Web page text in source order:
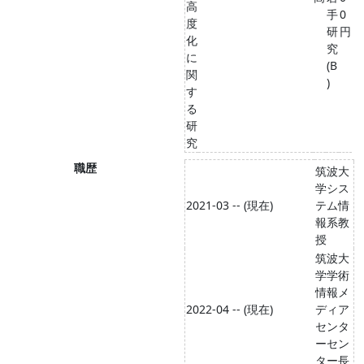
高
度
化
に
関
す
る
研
究
手
研
究
(B
)
0
円
職歴
2021-03 -- (現在)
筑波大
学シス
テム情
報系教
授
2022-04 -- (現在)
筑波大
学学術
情報メ
ディア
センタ
ーセン
ター長